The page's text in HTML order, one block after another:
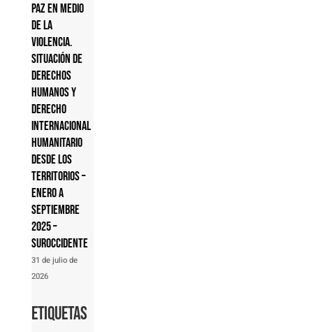
paz en medio
de la
violencia.
Situación de
derechos
humanos y
derecho
internacional
humanitario
desde los
territorios –
Enero a
septiembre
2025 –
Suroccidente
31 de julio de
2026
Etiquetas